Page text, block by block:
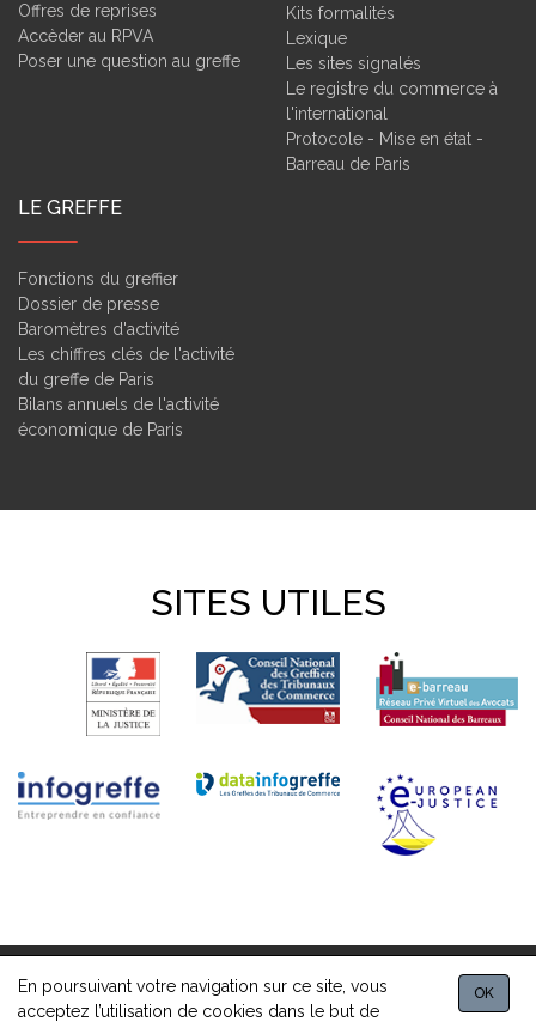
Offres de reprises
Accèder au RPVA
Poser une question au greffe
Kits formalités
Lexique
Les sites signalés
Le registre du commerce à
l'international
Protocole - Mise en état -
Barreau de Paris
LE GREFFE
Fonctions du greffier
Dossier de presse
Baromètres d'activité
Les chiffres clés de l'activité
du greffe de Paris
Bilans annuels de l'activité
économique de Paris
SITES UTILES
© 2026, Greffe du Tribunal des Activités Économiques de Paris
- Mentions légales-Contact
En poursuivant votre navigation sur ce site, vous
acceptez l’utilisation de cookies dans le but de
OK